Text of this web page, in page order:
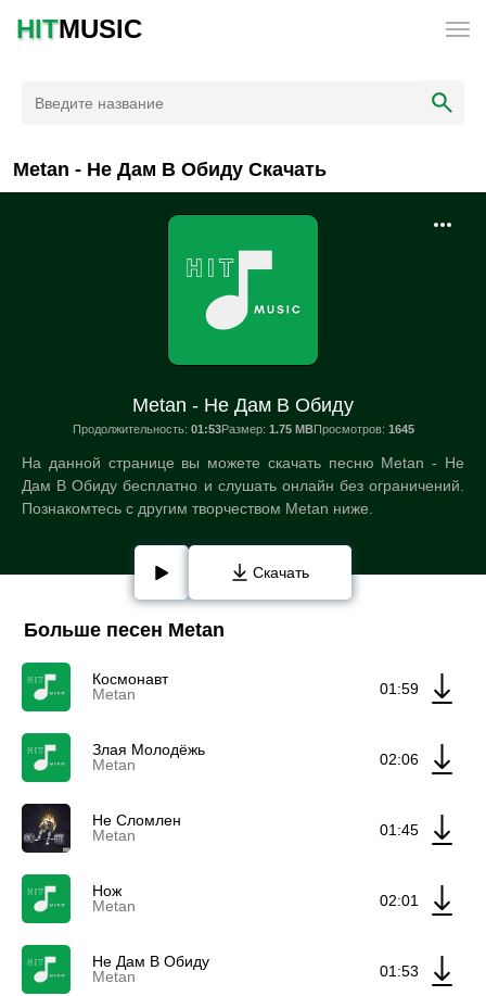
HITMUSIC
Metan - Не Дам В Обиду Скачать
Metan - Не Дам В Обиду
Продолжительность: 01:53Размер: 1.75 MBПросмотров: 1645
На данной странице вы можете скачать песню Metan - Не
Дам В Обиду бесплатно и слушать онлайн без ограничений.
Познакомтесь с другим творчеством Metan ниже.
Скачать
Больше песен Metan
Космонавт
Metan
01:59
Злая Молодёжь
Metan
02:06
Не Сломлен
Metan
01:45
Нож
Metan
02:01
Не Дам В Обиду
Metan
01:53